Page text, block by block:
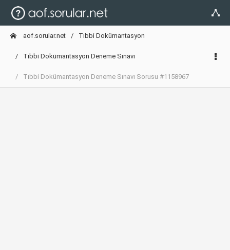
aof.sorular.net Tıbbi Dokümantasyon
Tıbbi Dokümantasyon Deneme Sınavı
Tıbbi Dokümantasyon Deneme Sınavı Sorusu #1158967